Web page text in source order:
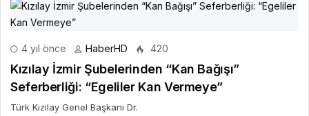
4 yıl önce HaberHD 420
Kızılay İzmir Şubelerinden “Kan Bağışı”
Seferberliği: “Egeliler Kan Vermeye”
Türk Kızılay Genel Başkanı Dr.